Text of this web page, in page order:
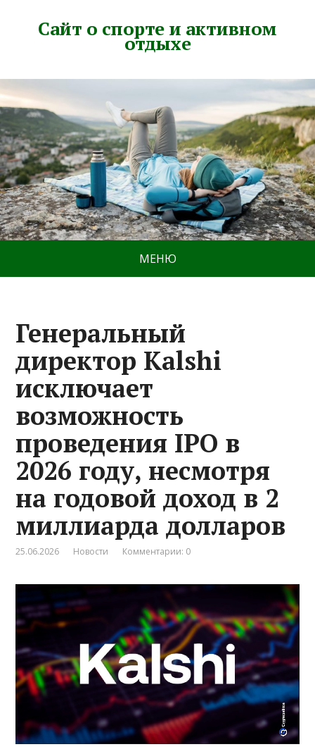
Сайт о спорте и активном
отдыхе
МЕНЮ
Генеральный
директор Kalshi
исключает
возможность
проведения IPO в
2026 году, несмотря
на годовой доход в 2
миллиарда долларов
25.06.2026 Новости Комментарии: 0